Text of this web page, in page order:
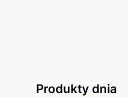
Produkty dnia